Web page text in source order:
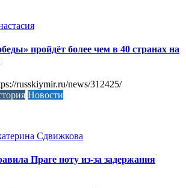
пройдёт более чем в 40 странах на
russkiymir.ru/news/312425/
Новости
Сдвижкова
Праге ноту из-за задержания